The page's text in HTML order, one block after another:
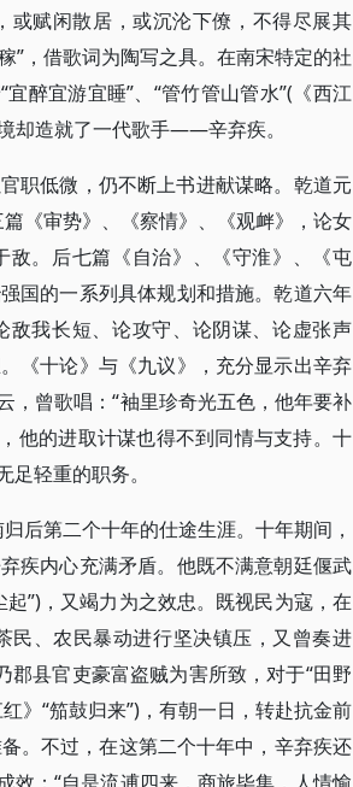
赋闲散居，或沉沦下僚，不得尽展其
”，借歌词为陶写之具。在南宋特定的社
醉宜游宜睡”、“管竹管山管水”(《西江
却造就了一代歌手——辛弃疾。
职低微，仍不断上书进献谋略。乾道元
《审势》、《察情》、《观衅》，论女
敌。后七篇《自治》、《守淮》、《屯
国的一系列具体规划和措施。乾道六年
我长短、论攻守、论阴谋、论虚张声
《十论》与《九议》，充分显示出辛弃
，曾歌唱：“袖里珍奇光五色，他年要补
他的进取计谋也得不到同情与支持。十
轻重的职务。
后第二个十年的仕途生涯。十年期间，
疾内心充满矛盾。他既不满意朝廷偃武
”)，又竭力为之效忠。既视民为寇，在
民、农民暴动进行坚决镇压，又曾奏进
郡县官吏豪富盗贼为害所致，对于“田野
》“笳鼓归来”)，有朝一日，转赴抗金前
。不过，在这第二个十年中，辛弃疾还